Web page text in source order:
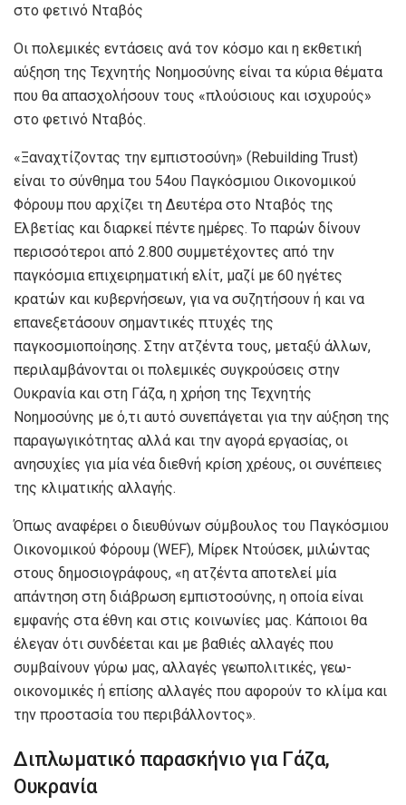
στο φετινό Νταβός
Οι πολεμικές εντάσεις ανά τον κόσμο και η εκθετική
αύξηση της Τεχνητής Νοημοσύνης είναι τα κύρια θέματα
που θα απασχολήσουν τους «πλούσιους και ισχυρούς»
στο φετινό Νταβός.
«Ξαναχτίζοντας την εμπιστοσύνη» (Rebuilding Trust)
είναι το σύνθημα του 54ου Παγκόσμιου Οικονομικού
Φόρουμ που αρχίζει τη Δευτέρα στο Νταβός της
Ελβετίας και διαρκεί πέντε ημέρες. Το παρών δίνουν
περισσότεροι από 2.800 συμμετέχοντες από την
παγκόσμια επιχειρηματική ελίτ, μαζί με 60 ηγέτες
κρατών και κυβερνήσεων, για να συζητήσουν ή και να
επανεξετάσουν σημαντικές πτυχές της
παγκοσμιοποίησης. Στην ατζέντα τους, μεταξύ άλλων,
περιλαμβάνονται οι πολεμικές συγκρούσεις στην
Ουκρανία και στη Γάζα, η χρήση της Τεχνητής
Νοημοσύνης με ό,τι αυτό συνεπάγεται για την αύξηση της
παραγωγικότητας αλλά και την αγορά εργασίας, οι
ανησυχίες για μία νέα διεθνή κρίση χρέους, οι συνέπειες
της κλιματικής αλλαγής.
Όπως αναφέρει ο διευθύνων σύμβουλος του Παγκόσμιου
Οικονομικού Φόρουμ (WEF), Μίρεκ Ντούσεκ, μιλώντας
στους δημοσιογράφους, «η ατζέντα αποτελεί μία
απάντηση στη διάβρωση εμπιστοσύνης, η οποία είναι
εμφανής στα έθνη και στις κοινωνίες μας. Κάποιοι θα
έλεγαν ότι συνδέεται και με βαθιές αλλαγές που
συμβαίνουν γύρω μας, αλλαγές γεωπολιτικές, γεω-
οικονομικές ή επίσης αλλαγές που αφορούν το κλίμα και
την προστασία του περιβάλλοντος».
Διπλωματικό παρασκήνιο για Γάζα,
Ουκρανία